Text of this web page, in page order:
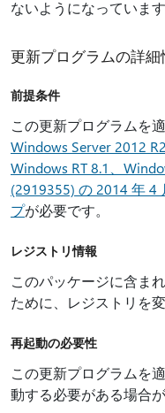
ないようになっています
更新プログラムの詳細
前提条件
この更新プログラムを
Windows Server 2012
Windows RT 8.1、
(2919355) の 2014 年 4
プが必要です。
レジストリ情報
このパッケージに含ま
ために、レジストリを
再起動の必要性
この更新プログラムを
動する必要がある場合が